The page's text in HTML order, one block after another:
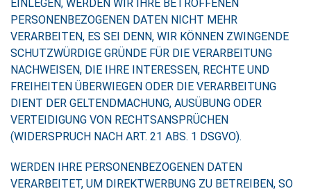
EINLEGEN, WERDEN WIR IHRE BETROFFENEN
PERSONENBEZOGENEN DATEN NICHT MEHR
VERARBEITEN, ES SEI DENN, WIR KÖNNEN ZWINGENDE
SCHUTZWÜRDIGE GRÜNDE FÜR DIE VERARBEITUNG
NACHWEISEN, DIE IHRE INTERESSEN, RECHTE UND
FREIHEITEN ÜBERWIEGEN ODER DIE VERARBEITUNG
DIENT DER GELTENDMACHUNG, AUSÜBUNG ODER
VERTEIDIGUNG VON RECHTSANSPRÜCHEN
(WIDERSPRUCH NACH ART. 21 ABS. 1 DSGVO).
WERDEN IHRE PERSONENBEZOGENEN DATEN
VERARBEITET, UM DIREKTWERBUNG ZU BETREIBEN, SO